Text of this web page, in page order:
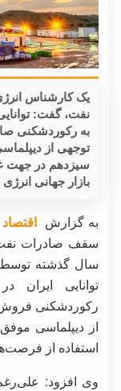
یک کارشناس
نفت، گفت:
توجهی از
سیزدهم در جهت
بازار جهانی
به گزارش
سقف صادرات
سال گذشته
توانایی ایران
از دیپلماسی
استفاده از
وی افزود: